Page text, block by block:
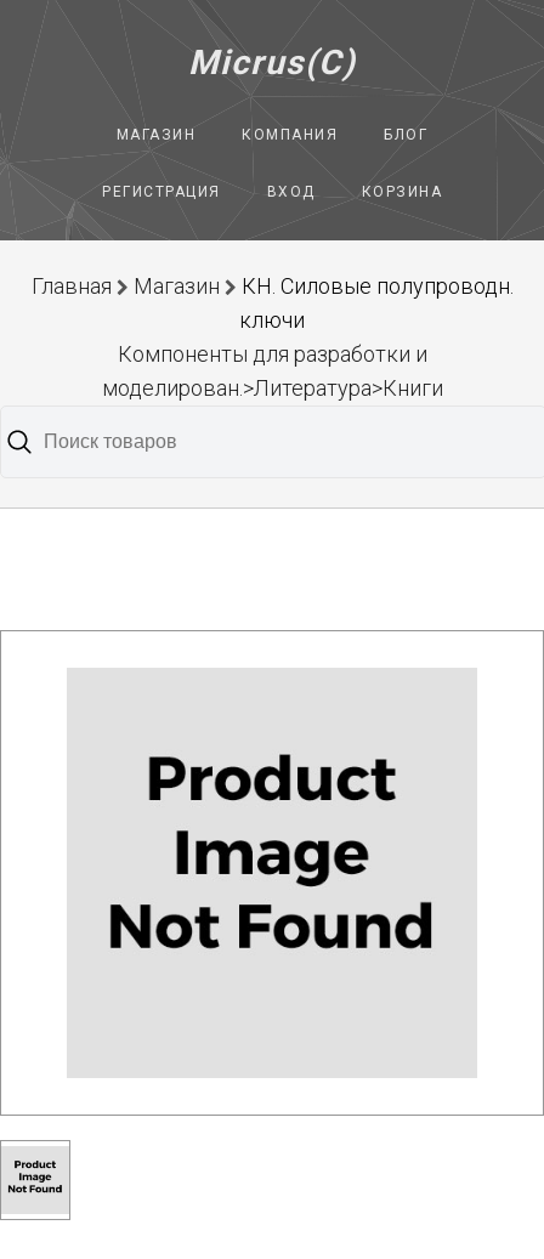
Micrus(C)
МАГАЗИН КОМПАНИЯ БЛОГ
РЕГИСТРАЦИЯ ВХОД КОРЗИНА
Главная Магазин
КН. Силовые полупроводн.
ключи
Компоненты для разработки и
моделирован.>Литература>Книги